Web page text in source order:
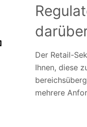
Der Retail-
Ihnen, diese
mehrere